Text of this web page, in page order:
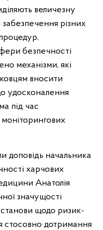
величезну
різних
безпечності
механізми, які
вносити
удосконалення
під час
доповідь начальника
харчових
Анатолія
значущості
щодо ризик-
стосовно дотримання